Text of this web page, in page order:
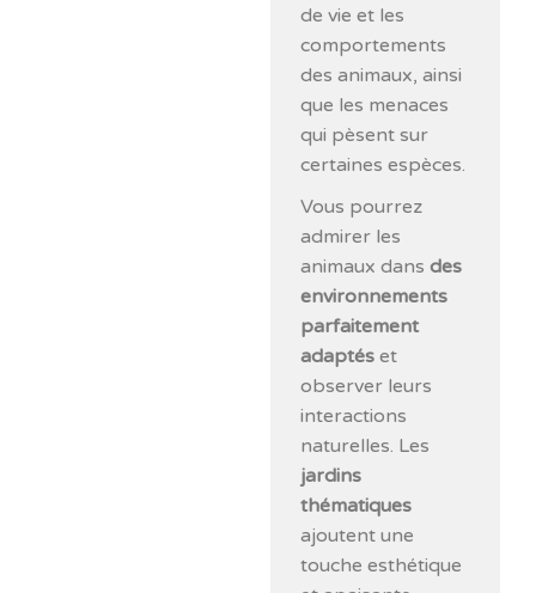
de vie et les
comportements
des animaux, ainsi
que les menaces
qui pèsent sur
certaines espèces.
Vous pourrez
admirer les
animaux dansdes
environnements
parfaitement
adaptés et
observer leurs
interactions
naturelles. Les
jardins
thématiques
ajoutent une
touche esthétique